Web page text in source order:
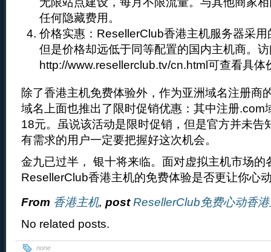
任何隐藏费用。
价格实惠：ResellerClub香港主机服务器采
但是价格却远低于同等配置的国内主机商。
http://www.resellerclub.tv/cn.html可查看具体
除了香港主机免费体验外，作为亚洲域名注册商
域名上面也推出了限时促销优惠：其中注册.com
18元。虽说该活动是限时促销，但是官方并未告
有需求的用户一定要把握好这次机会。
金九已过半， 银十将来临。面对虚拟主机市场的
ResellerClub香港主机的免费体验是否更让你心
From 香港主机, post ResellerClub免费心动香
No related posts.
none